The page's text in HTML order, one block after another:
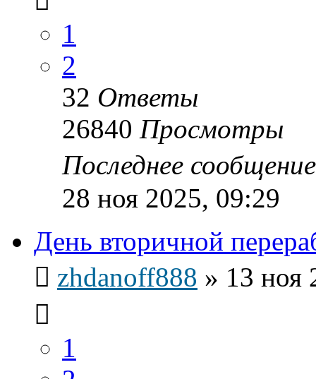
1
2
32 Ответы
26840 Просмотры
Последнее
28 ноя 2025, 09:29
День вторичной
zhdanoff888 » 13 ноя
1